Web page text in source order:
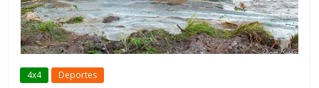
4x4 Deportes